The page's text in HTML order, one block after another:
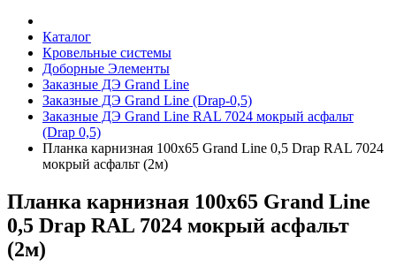
Каталог
Кровельные системы
Доборные Элементы
Заказные ДЭ Grand Line
Заказные ДЭ Grand Line (Drap-0,5)
Заказные ДЭ Grand Line RAL 7024 мокрый асфальт
(Drap 0,5)
Планка карнизная 100х65 Grand Line 0,5 Drap RAL 7024
мокрый асфальт (2м)
Планка карнизная 100х65 Grand Line
0,5 Drap RAL 7024 мокрый асфальт
(2м)